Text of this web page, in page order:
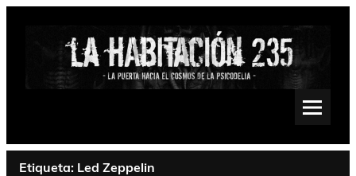
Saltar
Psychedelic, Stoner, Doom, Sludge, Fuzz, Space, Drone
Etiqueta: Led Zeppelin